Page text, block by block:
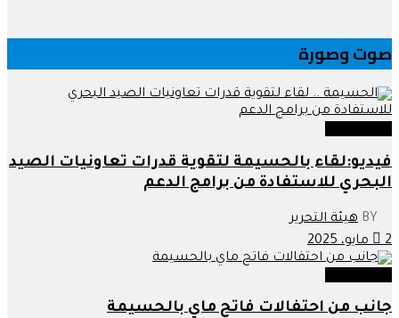
صوت وصورة
فيديو:لقاء بالحسيمة لتقوية قدرات تعاونيات الصيد
البحري للاستفادة من برامج الدعم
BY هيئة التحرير
2 مايو، 2025
جانب من احتفالات فاتح ماي بالحسيمة